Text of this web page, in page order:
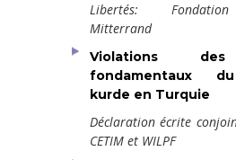
Libertés:
Mitterrand
Violations
fondamentaux
kurde en Turquie
Déclaration écrite
CETIM et WILPF